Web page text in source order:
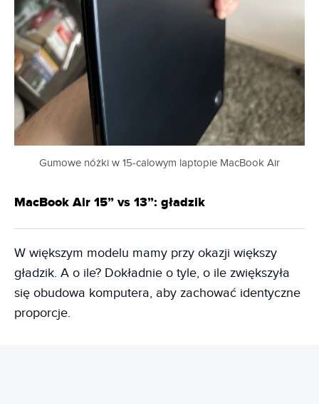
Gumowe nóżki w 15-calowym laptopie MacBook Air
MacBook Air 15” vs 13”: gładzik
W większym modelu mamy przy okazji większy
gładzik. A o ile? Dokładnie o tyle, o ile zwiększyła
się obudowa komputera, aby zachować identyczne
proporcje.